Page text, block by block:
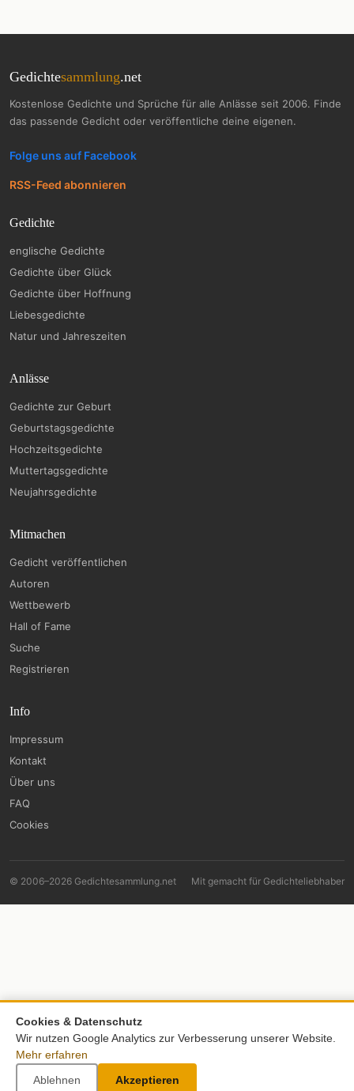
Gedichtesammlung.net
Kostenlose Gedichte und Sprüche für alle Anlässe seit 2006. Finde
das passende Gedicht oder veröffentliche deine eigenen.
Folge uns auf Facebook
RSS-Feed abonnieren
Gedichte
englische Gedichte
Gedichte über Glück
Gedichte über Hoffnung
Liebesgedichte
Natur und Jahreszeiten
Anlässe
Gedichte zur Geburt
Geburtstagsgedichte
Hochzeitsgedichte
Muttertagsgedichte
Neujahrsgedichte
Mitmachen
Gedicht veröffentlichen
Autoren
Wettbewerb
Hall of Fame
Suche
Registrieren
Info
Impressum
Kontakt
Über uns
FAQ
Cookies
© 2006–2026 Gedichtesammlung.net Mit gemacht für Gedichteliebhaber
Cookies & Datenschutz
Wir nutzen Google Analytics zur Verbesserung unserer Website.
Mehr erfahren
Ablehnen
Akzeptieren